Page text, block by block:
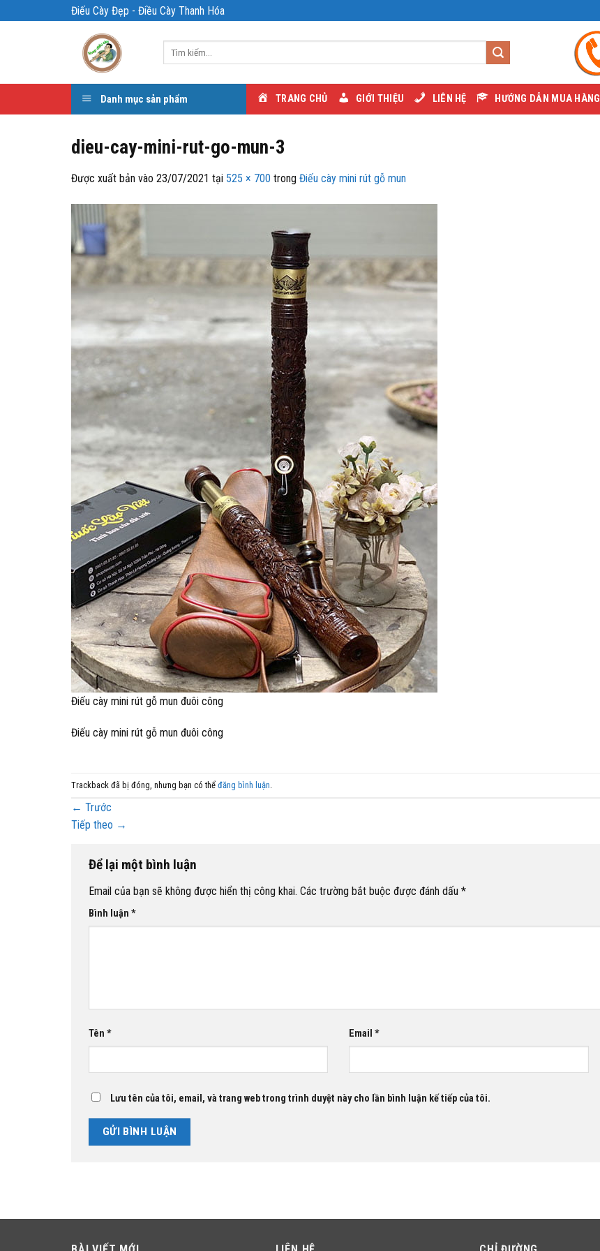
qua
Điếu Cày Đẹp - Điều Cày Thanh Hóa
Danh mục sản phẩm TRANG CHỦ GIỚI THIỆU LIÊN HỆ HƯỚNG DẪN MUA HÀNG
dieu-cay-mini-rut-go-mun-3
Được xuất bản vào 23/07/2021 tại 525 × 700 trong Điếu cày mini rút gỗ mun
Điếu cày mini rút gỗ mun đuôi công
Điếu cày mini rút gỗ mun đuôi công
Trackback đã bị đóng, nhưng bạn có thể đăng bình luận
← Trước
Tiếp theo →
Để lại một bình luận
Email của bạn sẽ không được hiển thị công khai. Các trường bắt buộc được đánh dấu *
Bình luận *
Tên * Email*
Lưu tên của tôi, email, và trang web trong trình duyệt này cho lần bình luận kế tiếp của tôi.